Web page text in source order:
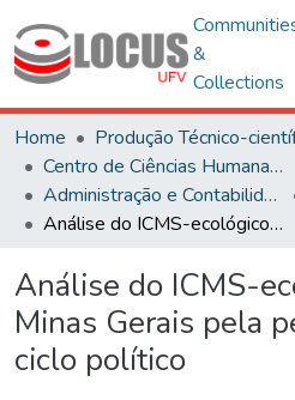
&
Collections
Home
Produção Técnico-
Centro de Ciências Humanas, Letras e Artes
Administração e Contabilidade
Análise do ICMS-ecológico em Minas Gerais pela perspectiva do ciclo político
Análise do ICMS-
Minas Gerais pela
ciclo político